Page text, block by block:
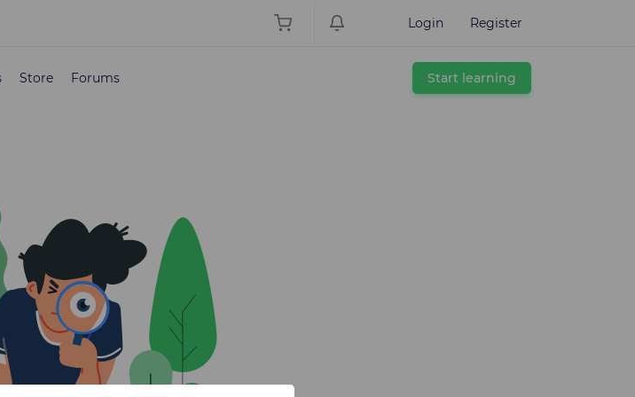
Login Register
Store Forums Start learning